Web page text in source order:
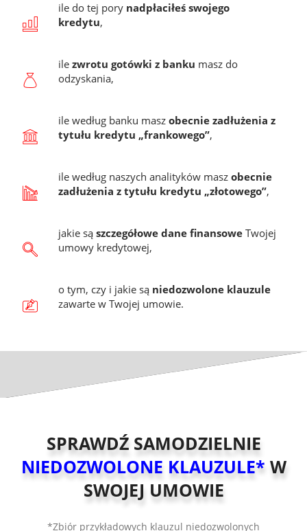
ile do tej pory nadpłaciłeś swojego
kredytu,
ile zwrotu gotówki z banku masz do
odzyskania,
ile według banku masz obecnie zadłużenia z
tytułu kredytu „frankowego”,
ile według naszych analityków masz obecnie
zadłużenia z tytułu kredytu „złotowego”,
jakie są szczegółowe dane finansoweTwojej
umowy kredytowej,
o tym, czy i jakie są niedozwolone klauzule
zawarte w Twojej umowie.
SPRAWDŹ SAMODZIELNIE
NIEDOZWOLONE KLAUZULE* W
SWOJEJ UMOWIE
*Zbiór przykładowych klauzul niedozwolonych